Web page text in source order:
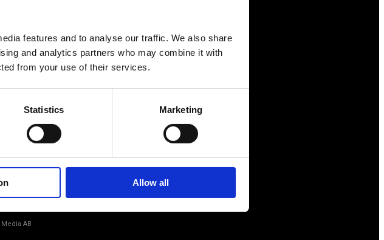
features and to analyse our traffic. We also share
and analytics partners who may combine it with
from your use of their services.
Statistics Marketing
Allow all
och
rådgivning,
Vi fokuserar på
företagaren i
Förmåner
Försäkringar
Om oss
AB